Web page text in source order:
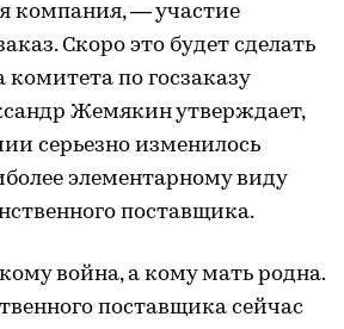
компания, — участие
Скоро это будет сделать
комитета по госзаказу
Жемякин утверждает,
серьезно изменилось
элементарному виду
поставщика.
война, а кому мать родна.
поставщика сейчас